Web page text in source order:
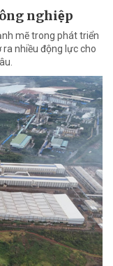
nghiệp
mẽ trong phát triển
ra nhiều động lực cho